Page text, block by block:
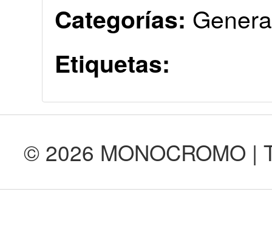
Categorías:
Etiquetas:
© 2026 MONOCROMO |